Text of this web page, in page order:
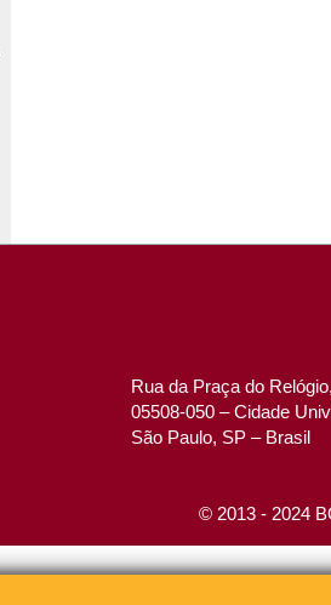
Rua da Praça do
05508-050 – Cidade
São Paulo, SP – Brasil
© 2013 - 2024